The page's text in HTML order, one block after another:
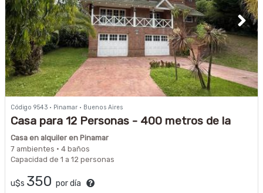
Código 9543 · Pinamar · Buenos Aires
Casa para 12 Personas - 400 metros de la
playa -
Casa en alquiler en Pinamar
7 ambientes · 4 baños
Capacidad de 1 a 12 personas
u$s 350 por día